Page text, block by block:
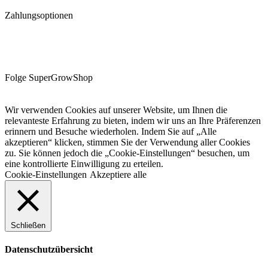
Zahlungsoptionen
Folge SuperGrowShop
Wir verwenden Cookies auf unserer Website, um Ihnen die
relevanteste Erfahrung zu bieten, indem wir uns an Ihre Präferenzen
erinnern und Besuche wiederholen. Indem Sie auf „Alle
akzeptieren“ klicken, stimmen Sie der Verwendung aller Cookies
zu. Sie können jedoch die „Cookie-Einstellungen“ besuchen, um
eine kontrollierte Einwilligung zu erteilen.
Cookie-Einstellungen Akzeptiere alle
Schließen
Datenschutzübersicht